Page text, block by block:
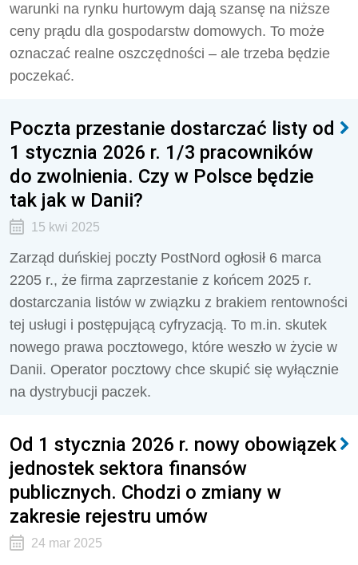
warunki na rynku hurtowym dają szansę na niższe
ceny prądu dla gospodarstw domowych. To może
oznaczać realne oszczędności – ale trzeba będzie
poczekać.
Poczta przestanie dostarczać listy od
1 stycznia 2026 r. 1/3 pracowników
do zwolnienia. Czy w Polsce będzie
tak jak w Danii?
15 kwi 2025
Zarząd duńskiej poczty PostNord ogłosił 6 marca
2205 r., że firma zaprzestanie z końcem 2025 r.
dostarczania listów w związku z brakiem rentowności
tej usługi i postępującą cyfryzacją. To m.in. skutek
nowego prawa pocztowego, które weszło w życie w
Danii. Operator pocztowy chce skupić się wyłącznie
na dystrybucji paczek.
Od 1 stycznia 2026 r. nowy obowiązek
jednostek sektora finansów
publicznych. Chodzi o zmiany w
zakresie rejestru umów
24 mar 2025